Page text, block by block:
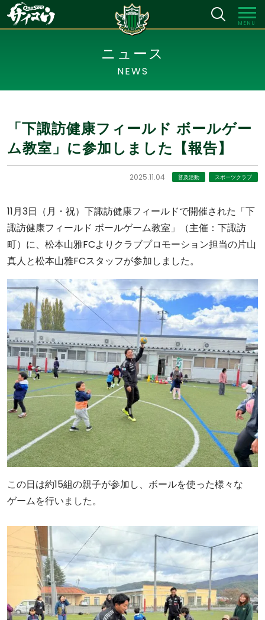
MENU
ニュース
NEWS
「下諏訪健康フィールド ボールゲー
ム教室」に参加しました【報告】
2025.11.04 普及活動 スポーツクラブ
11月3日（月・祝）下諏訪健康フィールドで開催された「下
諏訪健康フィールド ボールゲーム教室」（主催：下諏訪
町）に、松本山雅FCよりクラブプロモーション担当の片山
真人と松本山雅FCスタッフが参加しました。
この日は約15組の親子が参加し、ボールを使った様々な
ゲームを行いました。